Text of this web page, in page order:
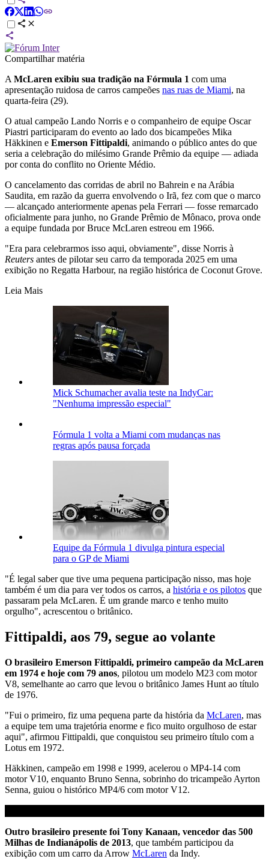
Compartilhar matéria
A McLaren exibiu sua tradição na Fórmula 1 com uma
apresentação ruidosa de carros campeões nas ruas de Miami, na
quarta-feira (29).
O atual campeão Lando Norris e o companheiro de equipe Oscar
Piastri participaram do evento ao lado dos bicampeões Mika
Häkkinen e Emerson Fittipaldi, animando o público antes do que
seria a celebração do milésimo Grande Prêmio da equipe — adiada
por conta do conflito no Oriente Médio.
O cancelamento das corridas de abril no Bahrein e na Arábia
Saudita, em razão da guerra envolvendo o Irã, fez com que o marco
— alcançado anteriormente apenas pela Ferrari — fosse remarcado
oficialmente para junho, no Grande Prêmio de Mônaco, prova onde
a equipe fundada por Bruce McLaren estreou em 1966.
"Era para celebrarmos isso aqui, obviamente", disse Norris à
Reuters antes de pilotar seu carro da temporada 2025 em uma
exibição no Regatta Harbour, na região histórica de Coconut Grove.
Leia Mais
Mick Schumacher avalia teste na IndyCar:
"Nenhuma impressão especial"
Fórmula 1 volta a Miami com mudanças nas
regras após pausa forçada
Equipe da Fórmula 1 divulga pintura especial
para o GP de Miami
"É legal saber que tive uma pequena participação nisso, mas hoje
também é um dia para ver todos os carros, a história e os pilotos que
passaram pela McLaren. É um grande marco e tenho muito
orgulho", acrescentou o britânico.
Fittipaldi, aos 79, segue ao volante
O brasileiro Emerson Fittipaldi, primeiro campeão da McLaren
em 1974 e hoje com 79 anos, pilotou um modelo M23 com motor
V8, semelhante ao carro que levou o britânico James Hunt ao título
de 1976.
"Fui o primeiro, fiz uma pequena parte da história da McLaren, mas
a equipe tem uma trajetória enorme e fico muito orgulhoso de estar
aqui", afirmou Fittipaldi, que conquistou seu primeiro título com a
Lotus em 1972.
Häkkinen, campeão em 1998 e 1999, acelerou o MP4-14 com
motor V10, enquanto Bruno Senna, sobrinho do tricampeão Ayrton
Senna, guiou o histórico MP4/6 com motor V12.
Outro brasileiro presente foi Tony Kanaan, vencedor das 500
Milhas de Indianápolis de 2013, que também participou da
exibição com um carro da Arrow McLaren da Indy.